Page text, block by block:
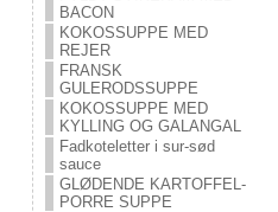
BACON
KOKOSSUPPE MED
REJER
FRANSK
GULERODSSUPPE
KOKOSSUPPE MED
KYLLING OG GALANGAL
Fadkoteletter i sur-sød
sauce
GLØDENDE KARTOFFEL-
PORRE SUPPE